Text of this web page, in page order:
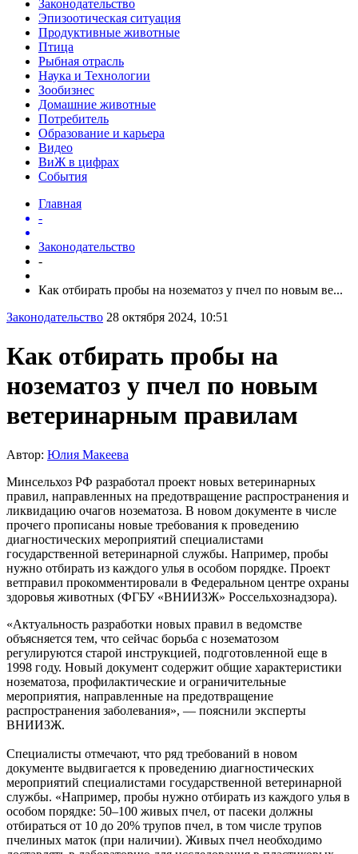
Законодательство
Эпизоотическая ситуация
Продуктивные животные
Птица
Рыбная отрасль
Наука и Технологии
Зообизнес
Домашние животные
Потребитель
Образование и карьера
Видео
ВиЖ в цифрах
События
Главная
-
Законодательство
-
Как отбирать пробы на нозематоз у пчел по новым ве...
Законодательство 28 октября 2024, 10:51
Как отбирать пробы на
нозематоз у пчел по новым
ветеринарным правилам
Автор: Юлия Макеева
Минсельхоз РФ разработал проект новых ветеринарных
правил, направленных на предотвращение распространения и
ликвидацию очагов нозематоза. В новом документе в числе
прочего прописаны новые требования к проведению
диагностических мероприятий специалистами
государственной ветеринарной службы. Например, пробы
нужно отбирать из каждого улья в особом порядке. Проект
ветправил прокомментировали в Федеральном центре охраны
здоровья животных (ФГБУ «ВНИИЗЖ» Россельхознадзора).
«Актуальность разработки новых правил в ведомстве
объясняется тем, что сейчас борьба с нозематозом
регулируются старой инструкцией, подготовленной еще в
1998 году. Новый документ содержит общие характеристики
нозематоза, профилактические и ограничительные
мероприятия, направленные на предотвращение
распространения заболевания», — пояснили эксперты
ВНИИЗЖ.
Специалисты отмечают, что ряд требований в новом
документе выдвигается к проведению диагностических
мероприятий специалистами государственной ветеринарной
службы. «Например, пробы нужно отбирать из каждого улья в
особом порядке: 50–100 живых пчел, от пасеки должны
отбираться от 10 до 20% трупов пчел, в том числе трупов
пчелиных маток (при наличии). Живых пчел необходимо